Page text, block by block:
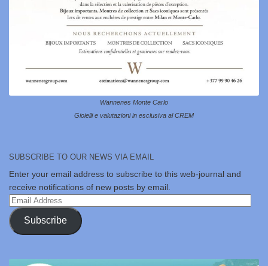
Wannenes Monte Carlo
Gioielli e valutazioni in esclusiva al CREM
SUBSCRIBE TO OUR NEWS VIA EMAIL
Enter your email address to subscribe to this web-journal and
receive notifications of new posts by email.
Email
Address
Subscribe